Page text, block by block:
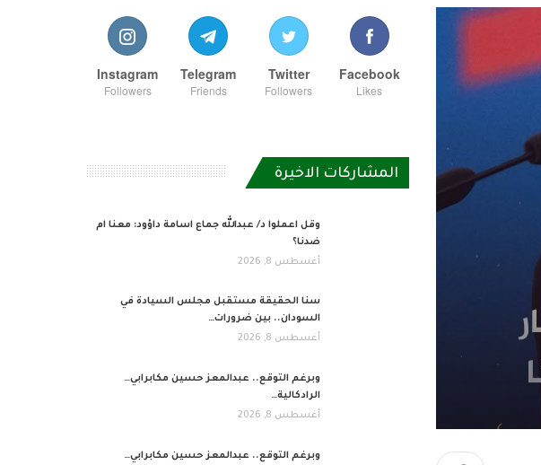
Facebook
Likes
Twitter
Followers
Telegram
Friends
Instagram
Followers
المشاركات الاخيرة
وقل اعملوا د/ عبدالله جماع اسامة داؤود: معنا ام
ضدنا؟
أغسطس 8, 2026
سنا الحقيقة مستقبل مجلس السيادة في
السودان.. بين ضرورات…
أغسطس 8, 2026
وبرغم التوقع.. عبدالمعز حسين مكابرابي…
الرادكالية…
أغسطس 8, 2026
وبرغم التوقع.. عبدالمعز حسين مكابرابي…